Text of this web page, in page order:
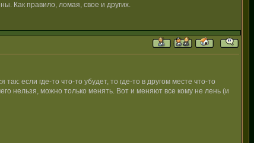
Как правило, ломая, свое и других.
если где-то что-то убудет, то где-то в другом месте что-то
нельзя, можно только менять. Вот и меняют все кому не лень (и